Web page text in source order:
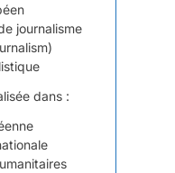
journalisme
dans :